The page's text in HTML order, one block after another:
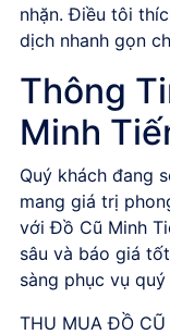
nhặn. Điều tôi
dịch nhanh gọn
Thông
Minh
Quý khách đang
mang giá trị
với Đồ Cũ Minh
sâu và báo giá
sàng phục vụ
THU MUA ĐỒ CŨ